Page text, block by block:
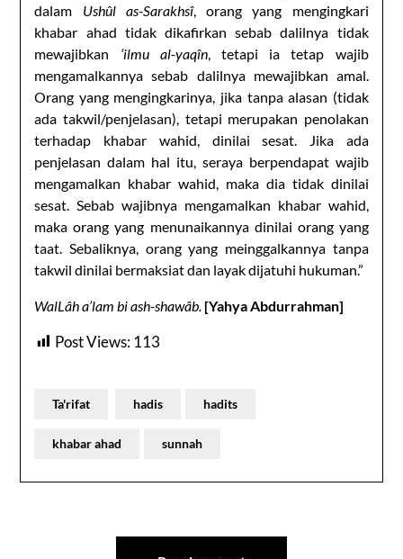
dalam Ushûl as-Sarakhsî, orang yang mengingkari
khabar ahad tidak dikafirkan sebab dalilnya tidak
mewajibkan ‘ilmu al-yaqîn, tetapi ia tetap wajib
mengamalkannya sebab dalilnya mewajibkan amal.
Orang yang mengingkarinya, jika tanpa alasan (tidak
ada takwil/penjelasan), tetapi merupakan penolakan
terhadap khabar wahid, dinilai sesat. Jika ada
penjelasan dalam hal itu, seraya berpendapat wajib
mengamalkan khabar wahid, maka dia tidak dinilai
sesat. Sebab wajibnya mengamalkan khabar wahid,
maka orang yang menunaikannya dinilai orang yang
taat. Sebaliknya, orang yang meinggalkannya tanpa
takwil dinilai bermaksiat dan layak dijatuhi hukuman.”
WalLâh a’lam bi ash-shawâb. [Yahya Abdurrahman]
Post Views:113
Ta'rifat hadis hadits
khabar ahad sunnah